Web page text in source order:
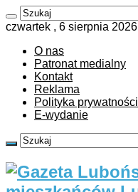
czwartek , 6 sierpnia 2026
O nas
Patronat medialny
Kontakt
Reklama
Polityka prywatności
E-wydanie